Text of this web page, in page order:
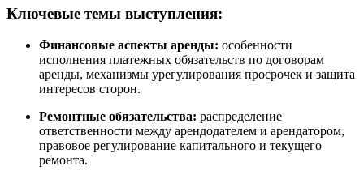
Ключевые темы выступления:
Финансовые аспекты аренды: особенности
исполнения платежных обязательств по договорам
аренды, механизмы урегулирования просрочек и защита
интересов сторон.
Ремонтные обязательства: распределение
ответственности между арендодателем и арендатором,
правовое регулирование капитального и текущего
ремонта.